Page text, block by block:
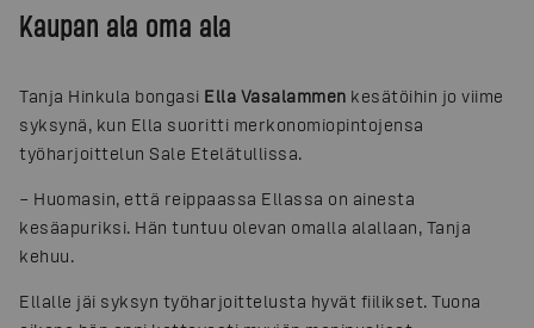
Kaupan ala oma ala
Tanja Hinkula bongasi Ella Vasalammen kesätöihin jo viime
syksynä, kun Ella suoritti merkonomiopintojensa
työharjoittelun Sale Etelätullissa.
– Huomasin, että reippaassa Ellassa on ainesta
kesäapuriksi. Hän tuntuu olevan omalla alallaan, Tanja
kehuu.
Ellalle jäi syksyn työharjoittelusta hyvät fiilikset. Tuona